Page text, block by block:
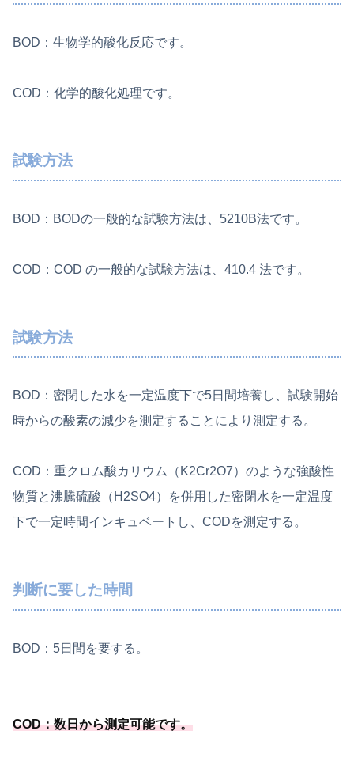
BOD：生物学的酸化反応です。
COD：化学的酸化処理です。
試験方法
BOD：BODの一般的な試験方法は、5210B法です。
COD：COD の一般的な試験方法は、410.4 法です。
試験方法
BOD：密閉した水を一定温度下で5日間培養し、試験開始
時からの酸素の減少を測定することにより測定する。
COD：重クロム酸カリウム（K2Cr2O7）のような強酸性
物質と沸騰硫酸（H2SO4）を併用した密閉水を一定温度
下で一定時間インキュベートし、CODを測定する。
判断に要した時間
BOD：5日間を要する。
COD：数日から測定可能です。